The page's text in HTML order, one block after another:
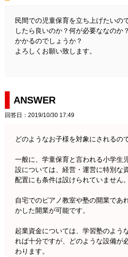
民間での児童保育を立ち上げたいの
したら良いのか？何が必要ななのか
かかるのでしょうか？
よろしくお願い致します。
ANSWER
回答日：2019/10/30 17:49
どのようなお子様を対象にされるの
一般に、学童保育と言われる小学生
設については、経営・運営に特別な
配置にも条件は設けられていません。
自宅でのピアノ教室や塾の開業であ
かした開業が可能です。
起業資金については、学習塾のよう
れば十分ですが、どのような設備が
わります。